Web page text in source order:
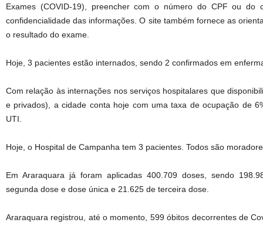
Exames (COVID-19), preencher com o número do CPF ou
confidencialidade das informações. O site também fornece as
o resultado do exame.
Hoje, 3 pacientes estão internados, sendo 2 confirmados em
Com relação às internações nos serviços hospitalares que
e privados), a cidade conta hoje com uma taxa de ocupação de
UTI.
Hoje, o Hospital de Campanha tem 3 pacientes. Todos são
Em Araraquara já foram aplicadas 400.709 doses, sendo
segunda dose e dose única e 21.625 de terceira dose.
Araraquara registrou, até o momento, 599 óbitos decorrentes de